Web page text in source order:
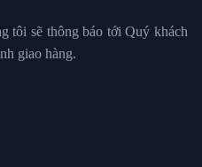
tôi sẽ thông báo tới Quý khách
giao hàng.